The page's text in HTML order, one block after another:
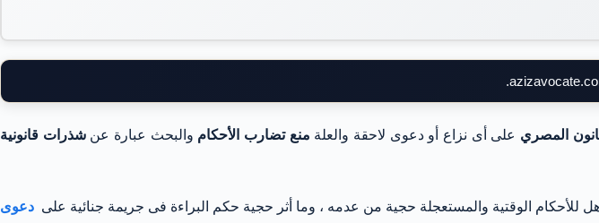
المصري على أى نزاع أو دعوى لاحقة والعلة منع تضارب الأحكام والبحث عبارة عنشذرات قانونية
للأحكام الوقتية والمستعجلة حجية من عدمه ، وما أثر حجية حكم البراءة فى جريمة جنائية على دعوى